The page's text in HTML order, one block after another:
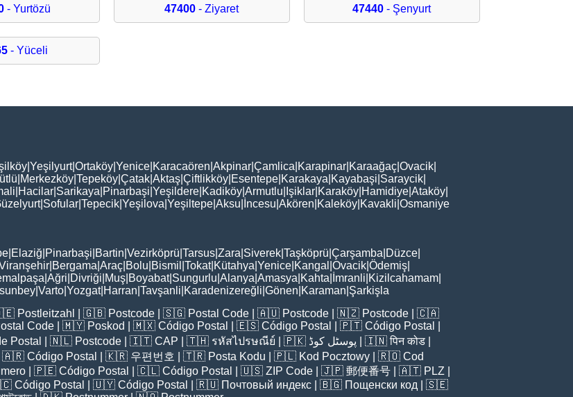
- Yurtözü 47400 - Ziyaret 47440 - Şenyurt
- Yüceli
Yeşilyurt|Ortaköy Yenice Karacaören Akpinar Çamlica Karapinar Karaağaç Ovacik
Merkezköy Tepeköy Çatak Aktaş Çiftlikköy Esentepe Karakaya Kayabaşi Saraycik
Hacilar Sarikaya Pinarbaşi Yeşildere Kadiköy Armutlu Işiklar Karaköy Hamidiye Ataköy
| Sofular Tepecik Yeşilova Yeşiltepe Aksu İncesu Akören Kaleköy Kavakli Osmaniye
Elaziğ Pinarbaşi Bartin Vezirköprü Tarsus Zara Siverek Taşköprü Çarşamba Düzce
Bergama Araç Bolu Bismil Tokat| Kütahya Yenice Kangal Ovacik Ödemiş
Ağri Divriği Muş Boyabat| Sungurlu Alanya Amasya Kahta İmranli Kizilcahamam
Varto Yozgat| Harran Tavşanli Karadenizereğli Gönen Karaman Şarkişla
Postleitzahl | 🇬🇧 Postcode | 🇸🇬 Postal Code | 🇦🇺 Postcode | 🇳🇿 Postcode | 🇨🇦
Code | 🇲🇾 Poskod | 🇲🇽 Código Postal | 🇪🇸 Código Postal | 🇵🇹 Código Postal
Postal | 🇳🇱 Postcode | 🇮🇹 CAP | 🇹🇭 รหัสไปรษณีย์ | 🇵🇰 پوسٹل کوڈ | 🇮🇳पिन कोड
| 🇦🇷 Código Postal | 🇰🇷 우편번호 | 🇹🇷 Posta Kodu | 🇵🇱 Kod Pocztowy | 🇷🇴 Cod
| 🇵🇪 Código Postal | 🇨🇱 Código Postal | 🇺🇸 ZIP Code | 🇯🇵 郵便番号 | 🇦🇹 PLZ
Código Postal | 🇺🇾 Código Postal | 🇷🇺 Почтовый индекс | 🇧🇬 Пощенски код | 🇸🇪